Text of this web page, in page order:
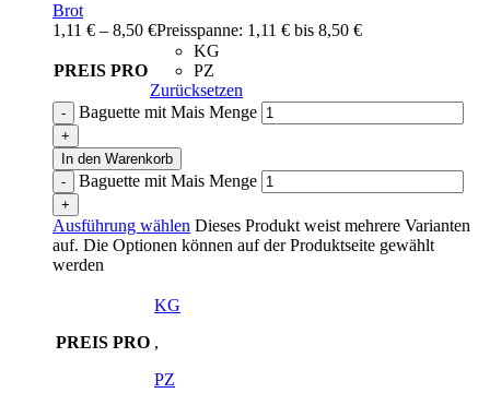
Brot
1,11 € – 8,50 €Preisspanne: 1,11 € bis 8,50 €
PREIS PRO
KG
PZ
Zurücksetzen
Baguette mit Mais Menge
In den Warenkorb
Baguette mit Mais Menge
Ausführung wählen Dieses Produkt weist mehrere Varianten
auf. Die Optionen können auf der Produktseite gewählt
werden
PREIS PRO
KG
,
PZ